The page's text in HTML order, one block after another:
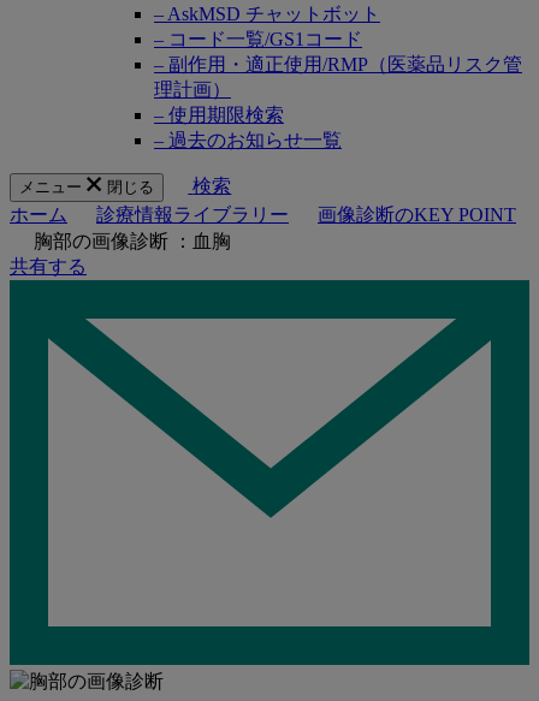
– AskMSD チャットボット
– コード一覧/GS1コード
– 副作用・適正使用/RMP（医薬品リスク管
理計画）
– 使用期限検索
– 過去のお知らせ一覧
メニュー 閉じる
検索
ホーム
診療情報ライブラリー
画像診断のKEY POINT
胸部の画像診断 ：血胸
共有する